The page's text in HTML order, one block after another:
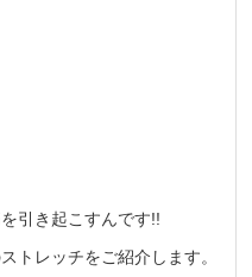
引き起こすんです!!
トレッチをご紹介します。